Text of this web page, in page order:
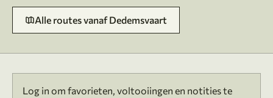
Alle routes vanaf Dedemsvaart
Log in om favorieten, voltooiingen en notities te